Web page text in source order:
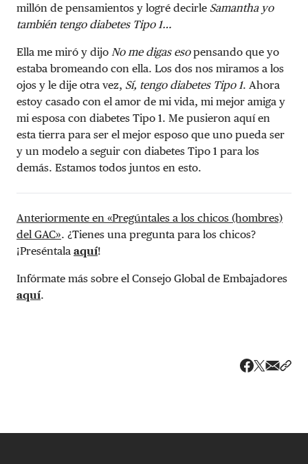
millón de pensamientos y logré decirle Samantha yo
también tengo diabetes Tipo 1…
Ella me miró y dijo No me digas esopensando que yo
estaba bromeando con ella. Los dos nos miramos a los
ojos y le dije otra vez, Sí, tengo diabetes Tipo 1. Ahora
estoy casado con el amor de mi vida, mi mejor amiga y
mi esposa con diabetes Tipo 1. Me pusieron aquí en
esta tierra para ser el mejor esposo que uno pueda ser
y un modelo a seguir con diabetes Tipo 1 para los
demás. Estamos todos juntos en esto.
Anteriormente en «Pregúntales a los chicos (hombres)
del GAC». ¿Tienes una pregunta para los chicos?
¡Preséntala aquí!
Infórmate más sobre el Consejo Global de Embajadores
aquí.